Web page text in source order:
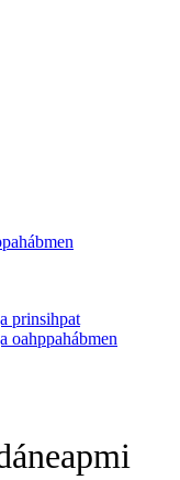
prinsihpat
oahppahábmen